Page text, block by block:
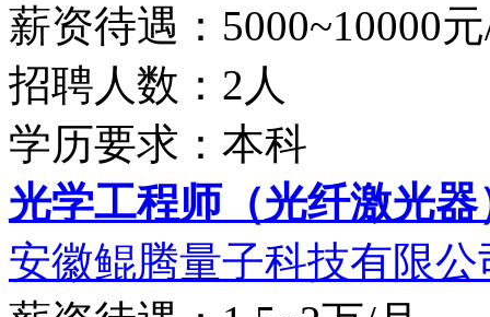
薪资待遇：5000~10000
招聘人数：2人
学历要求：本科
光学工程师（光纤激光器
安徽鲲腾量子科技有限公